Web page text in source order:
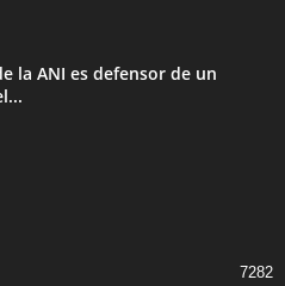
la ANI es defensor de un
7282